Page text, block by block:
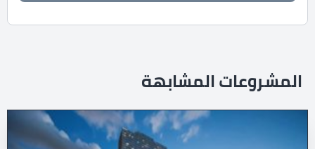
المشروعات المشابهة